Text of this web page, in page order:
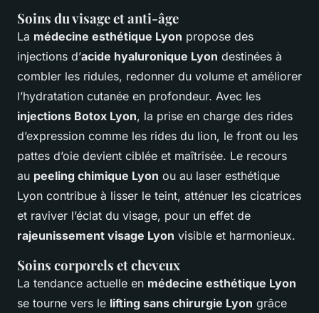
Soins du visage et anti-âge
La médecine esthétique Lyon propose des
injections d’acide hyaluronique Lyon destinées à
combler les ridules, redonner du volume et améliorer
l’hydratation cutanée en profondeur. Avec les
injections Botox Lyon, la prise en charge des rides
d’expression comme les rides du lion, le front ou les
pattes d’oie devient ciblée et maîtrisée. Le recours
au peeling chimique Lyon ou au laser esthétique
Lyon contribue à lisser le teint, atténuer les cicatrices
et raviver l’éclat du visage, pour un effet de
rajeunissement visage Lyon visible et harmonieux.
Soins corporels et cheveux
La tendance actuelle en médecine esthétique Lyon
se tourne vers le lifting sans chirurgie Lyon grâce